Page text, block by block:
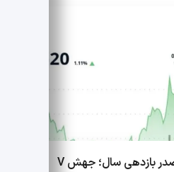
ETF دوج کوین 2x در صدر بازدهی سال؛ جهش V